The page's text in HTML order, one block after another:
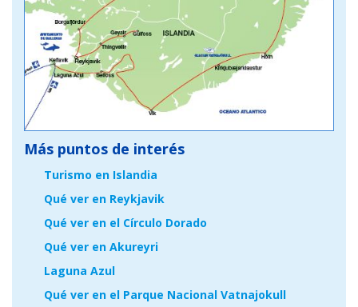
Más puntos de interés
Turismo en Islandia
Qué ver en Reykjavik
Qué ver en el Círculo Dorado
Qué ver en Akureyri
Laguna Azul
Qué ver en el Parque Nacional Vatnajokull